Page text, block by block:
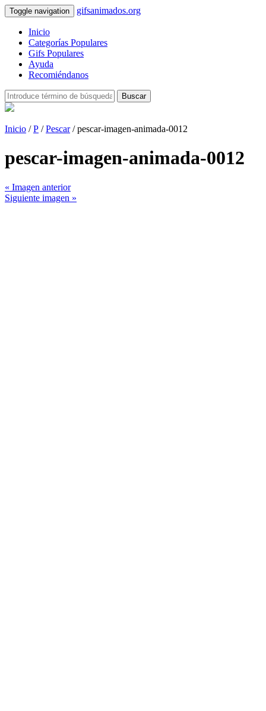
Toggle navigation gifsanimados.org
Inicio
Categorías Populares
Gifs Populares
Ayuda
Recomiéndanos
Buscar
Inicio /P /Pescar/ pescar-imagen-animada-0012
pescar-imagen-animada-0012
« Imagen anterior
Siguiente imagen »